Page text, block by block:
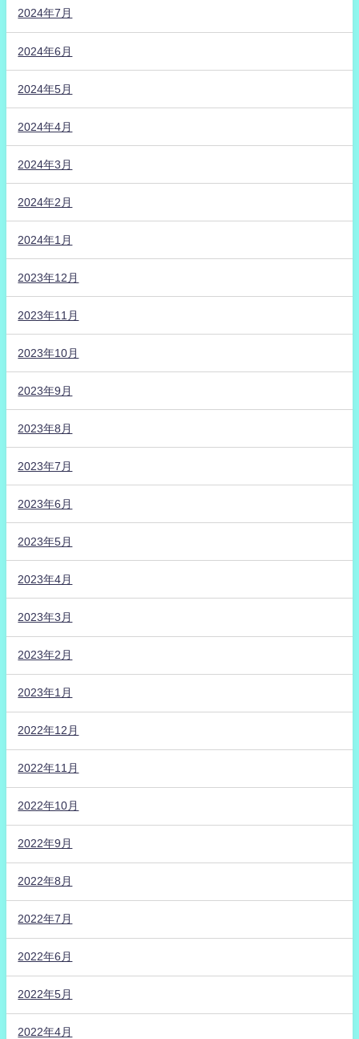
2024年7月
2024年6月
2024年5月
2024年4月
2024年3月
2024年2月
2024年1月
2023年12月
2023年11月
2023年10月
2023年9月
2023年8月
2023年7月
2023年6月
2023年5月
2023年4月
2023年3月
2023年2月
2023年1月
2022年12月
2022年11月
2022年10月
2022年9月
2022年8月
2022年7月
2022年6月
2022年5月
2022年4月